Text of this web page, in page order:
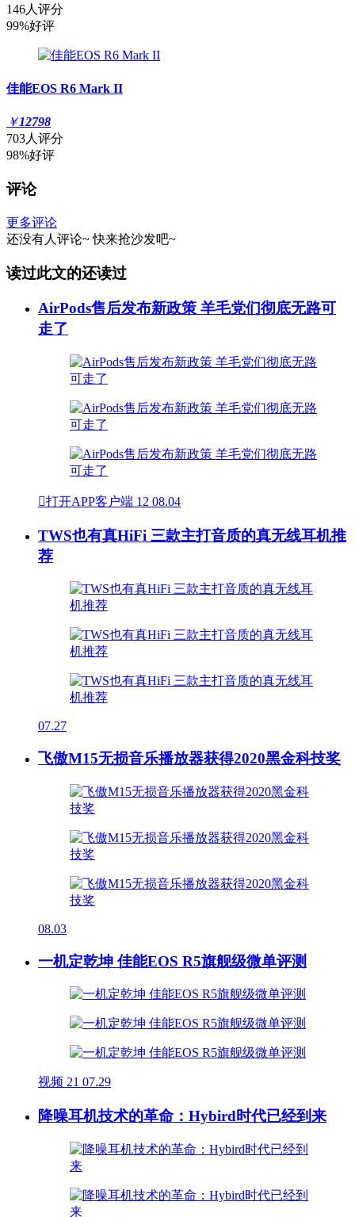
146人评分
99%好评
佳能EOS R6 Mark II
￥12798
703人评分
98%好评
评论
更多评论
还没有人评论~ 快来抢沙发吧~
读过此文的还读过
AirPods售后发布新政策 羊毛党们彻底无路可
走了
打开APP客户端 12 08.04
TWS也有真HiFi 三款主打音质的真无线耳机推
荐
07.27
飞傲M15无损音乐播放器获得2020黑金科技奖
08.03
一机定乾坤 佳能EOS R5旗舰级微单评测
视频 21 07.29
降噪耳机技术的革命：Hybird时代已经到来